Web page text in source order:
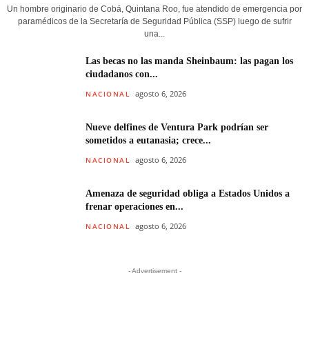
Un hombre originario de Cobá, Quintana Roo, fue atendido de emergencia por
paramédicos de la Secretaría de Seguridad Pública (SSP) luego de sufrir
una...
Las becas no las manda Sheinbaum: las pagan los
ciudadanos con...
NACIONAL agosto 6, 2026
Nueve delfines de Ventura Park podrían ser
sometidos a eutanasia; crece...
NACIONAL agosto 6, 2026
Amenaza de seguridad obliga a Estados Unidos a
frenar operaciones en...
NACIONAL agosto 6, 2026
- Advertisement -